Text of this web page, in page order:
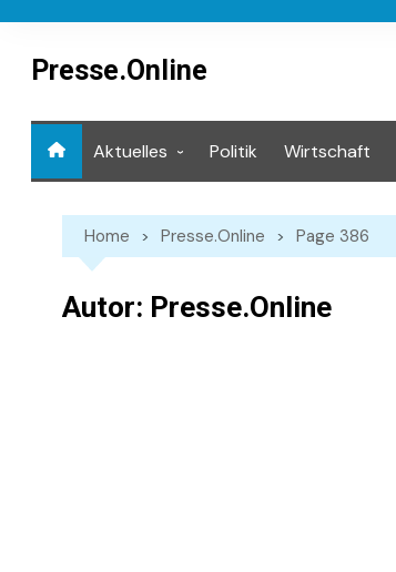
contentPresse.Online
Aktuelles Politik Wirtschaft
Home Presse.Online Page 386
Autor: Presse.Online